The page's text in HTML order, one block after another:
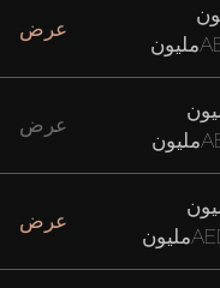
عرض
عرض
عرض